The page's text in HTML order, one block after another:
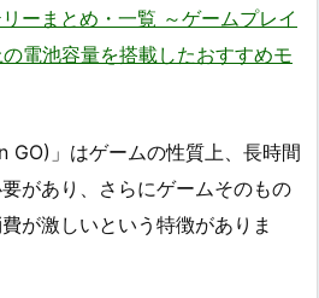
ーまとめ・一覧 ～ゲームプレイ
電池容量を搭載したおすすめモ
GO)」はゲームの性質上、長時間
があり、さらにゲームそのもの
が激しいという特徴がありま